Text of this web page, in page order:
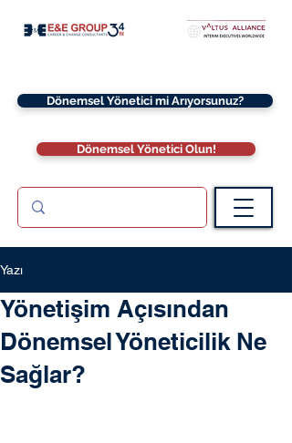
Dönemsel Yönetici mi Arıyorsunuz?
Dönemsel Yönetici Olun!
Yazı
Yönetişim Açısından
Dönemsel Yöneticilik Ne
Sağlar?